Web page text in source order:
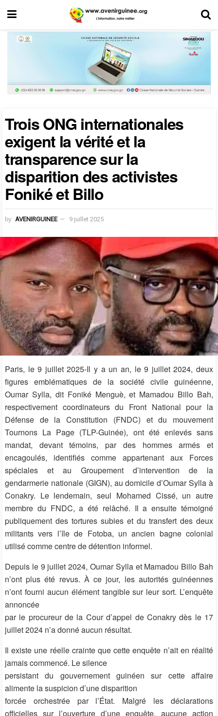
Trois ONG internationales
exigent la vérité et la
transparence sur la
disparition des activistes
Foniké et Billo
by AVENIRGUINEE 9 juillet 2025
Paris, le 9 juillet 2025-Il y a un an, le 9 juillet 2024, deux
figures emblématiques de la société civile guinéenne,
Oumar Sylla, dit Foniké Menguè, et Mamadou Billo Bah,
respectivement coordinateurs du Front National pour la
Défense de la Constitution (FNDC) et du mouvement
Tournons La Page (TLP-Guinée), ont été enlevés sans
mandat, devant témoins, par des hommes armés et
encagoulés, identifiés comme appartenant aux Forces
spéciales et au Groupement d’intervention de la
gendarmerie nationale (GIGN), au domicile d’Oumar Sylla à
Conakry. Le lendemain, seul Mohamed Cissé, un autre
membre du FNDC, a été relâché. Il a ensuite témoigné
publiquement des tortures subies et du transfert des deux
militants vers l’île de Fotoba, un ancien bagne colonial
utilisé comme centre de détention informel.
Depuis le 9 juillet 2024, Oumar Sylla et Mamadou Billo Bah
n’ont plus été revus. À ce jour, les autorités guinéennes
n’ont fourni aucun élément tangible sur leur sort. L’enquête
annoncée
par le procureur de la Cour d’appel de Conakry dès le 17
juillet 2024 n’a donné aucun résultat.
Il existe une réelle crainte que cette enquête n’ait en réalité
jamais commencé. Le silence
persistant du gouvernement guinéen sur cette affaire
alimente la suspicion d’une disparition
forcée orchestrée par l’État. Malgré les déclarations
officielles sur l’ouverture d’une enquête, aucune action